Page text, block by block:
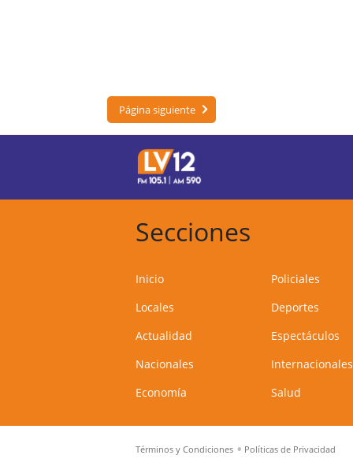
Página siguiente
Secciones
Inicio
Locales
Actualidad
Nacionales
Economía
Policiales
Deportes
Espectáculos
Internacionales
Salud
Términos y Condiciones Políticas de Privacidad